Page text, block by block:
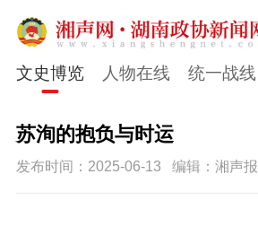
文史博览 人物在线 统一战线
苏洵的抱负与时运
发布时间：2025-06-13 编辑：湘声报